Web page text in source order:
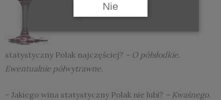
statystyczny Polak najczęściej? – O półsłodkie.
Ewentualnie półwytrawne.
– Jakiego wina statystyczny Polak nie lubi? – Kwaśnego.
Nie